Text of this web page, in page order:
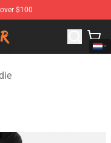
$100
Merchandise Store